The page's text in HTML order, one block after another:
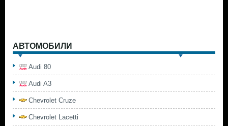
АВТОМОБИЛИ
Audi 80
Audi A3
Chevrolet Cruze
Chevrolet Lacetti